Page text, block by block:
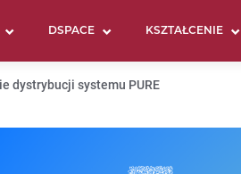
DSPACE KSZTAŁCENIE
dystrybucji systemu PURE